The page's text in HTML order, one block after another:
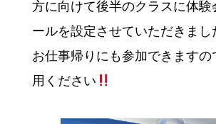
方に向けて後半のクラスに体験
ールを設定させていただきまし
お仕事帰りにも参加できますの
用ください